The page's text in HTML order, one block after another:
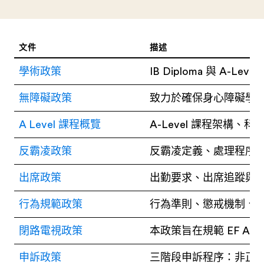
文件 描述
學術政策 IB Diploma 與 A-Level
無障礙政策 致力於確保身心障礙學
A Level 課程概覽 A-Level 課程架構、科
反霸凌政策 反霸凌定義、處理程序
出席政策 出勤要求、出席追蹤與
行為規範政策 行為準則、懲戒機制、
閉路電視政策 本政策旨在規範 EF
申訴政策 三階段申訴程序：非正